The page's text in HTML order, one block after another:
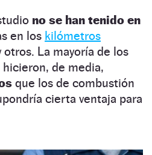
no se han tenido en
en los kilómetros
La mayoría de los
hicieron, de media,
que los de combustión
cierta ventaja para